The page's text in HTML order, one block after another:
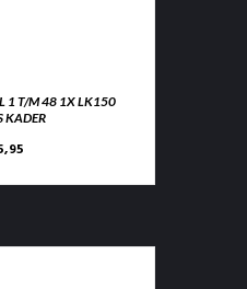
1 T/M 48 1X LK150
KADER